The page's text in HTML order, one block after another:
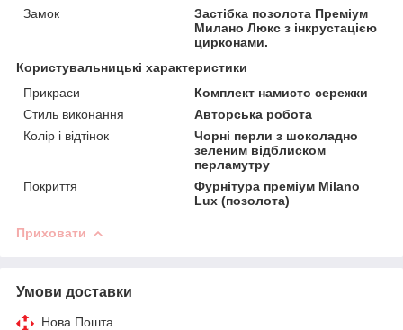
Замок
Застібка позолота Преміум
Милано Люкс з інкрустацією
цирконами.
Користувальницькі характеристики
Прикраси
Комплект намисто сережки
Стиль виконання
Авторська робота
Колір і відтінок
Чорні перли з шоколадно
зеленим відблиском
перламутру
Покриття
Фурнітура преміум Milano
Lux (позолота)
Приховати
Умови доставки
Нова Пошта